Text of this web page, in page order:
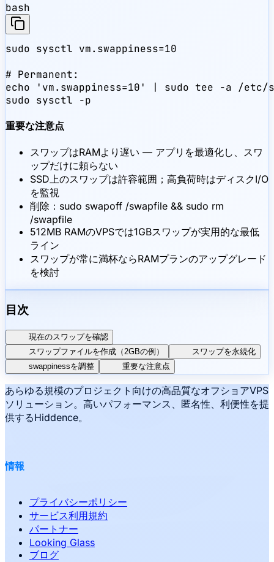
bash
sudo sysctl vm.swappiness=10
# Permanent:
echo 'vm.swappiness=10' | sudo tee -a /
sudo sysctl -p
重要な注意点
スワップはRAMより遅い — アプリを最適化し、スワ
ップだけに頼らない
SSD上のスワップは許容範囲；高負荷時はディスクI/O
を監視
削除：sudo swapoff /swapfile && sudo rm
/swapfile
512MB RAMのVPSでは1GBスワップが実用的な最低
ライン
スワップが常に満杯ならRAMプランのアップグレード
を検討
目次
現在のスワップを確認
スワップファイルを作成（2GBの例）
スワップを永続化
swappinessを調整
重要な注意点
あらゆる規模のプロジェクト向けの高品質なオフショアVPS
ソリューション。高いパフォーマンス、匿名性、利便性を提
供するHiddence。
情報
プライバシーポリシー
サービス利用規約
パートナー
Looking Glass
ブログ